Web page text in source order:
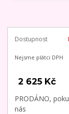
Dostupnost
Nejsme plátci DPH
2 625 Kč
PRODÁNO,
nás